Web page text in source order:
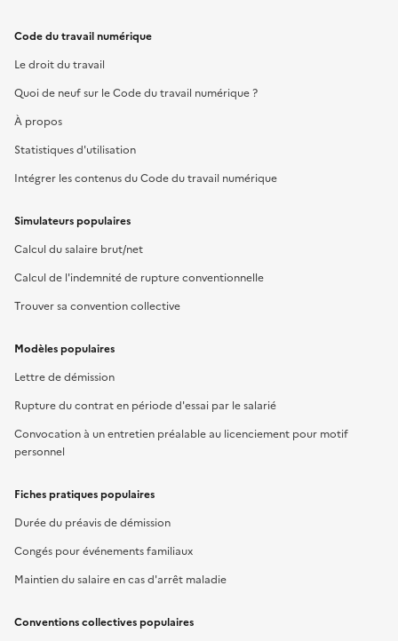
Code du travail numérique
Le droit du travail
Quoi de neuf sur le Code du travail numérique ?
À propos
Statistiques d'utilisation
Intégrer les contenus du Code du travail numérique
Simulateurs populaires
Calcul du salaire brut/net
Calcul de l'indemnité de rupture conventionnelle
Trouver sa convention collective
Modèles populaires
Lettre de démission
Rupture du contrat en période d'essai par le salarié
Convocation à un entretien préalable au licenciement pour motif
personnel
Fiches pratiques populaires
Durée du préavis de démission
Congés pour événements familiaux
Maintien du salaire en cas d'arrêt maladie
Conventions collectives populaires